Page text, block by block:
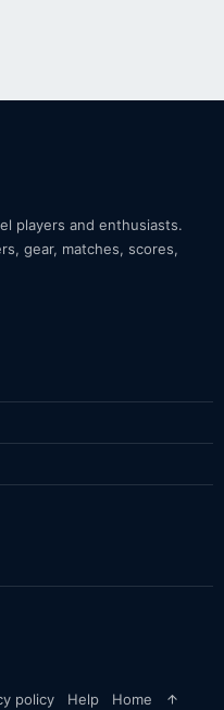
players and enthusiasts.
gear, matches, scores,
policy Help Home